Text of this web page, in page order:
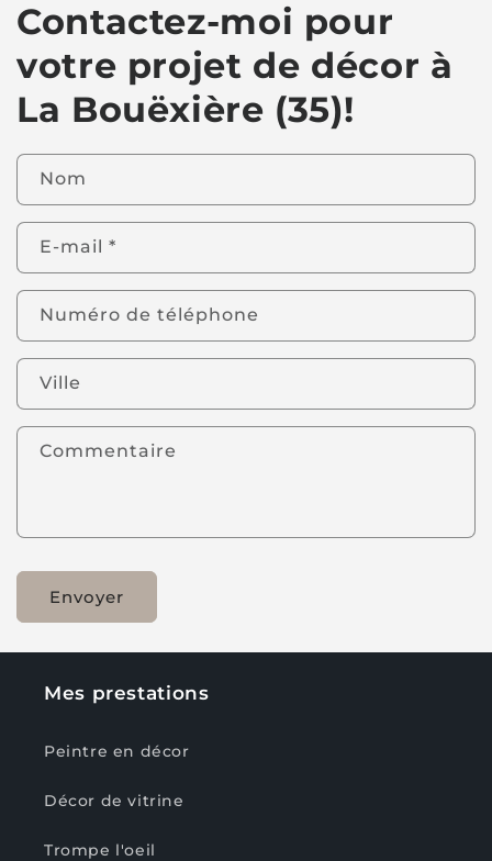
Contactez-moi pour
votre projet de décor à
La Bouëxière (35)!
Nom
E-mail *
Numéro de téléphone
Ville
Commentaire
Envoyer
Mes prestations
Peintre en décor
Décor de vitrine
Trompe l'oeil